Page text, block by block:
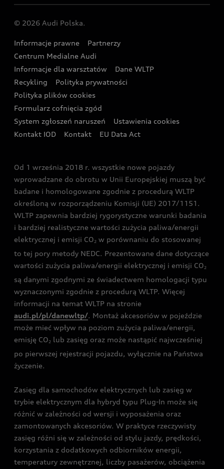
Skonfiguruj swój model z Ekspertem Audi
Wyszukaj najbliższego Partnera Audi
Oferta dla przedsiębiorców
Oferta dla klientów prywatnych
Kalkulator rat
Ubezpieczenie
Audi exclusive
Zasięg
Centrum napraw powypadkowych
Gwarancja
Akcje serwisowe Audi
Katalog online akcesoriów
Audi i Muzeum Sztuki Nowoczesnej w Warszawie
Audi driving experience
Audi quattro Cup
Audi i Puchar Świata w Skokach Narciarskich w
Zakopanem
© 2026 Audi Polska.
Informacje prawne
Partnerzy
Centrum Medialne Audi
Informacje dla warsztatów
Dane WLTP
Recykling
Polityka prywatności
Polityka plików cookies
Formularz cofnięcia zgód
System zgłoszeń naruszeń
Ustawienia cookies
Kontakt IOD
Kontakt EU Data Act
Od 1 września 2018 r. wszystkie nowe pojazdy
wprowadzane do obrotu w Unii Europejskiej muszą być
badane i homologowane zgodnie z procedurą WLTP
określoną w rozporządzeniu Komisji (UE) 2017/1151.
WLTP zapewnia bardziej rygorystyczne warunki badania
i bardziej realistyczne wartości zużycia paliwa/energii
elektrycznej i emisji CO 2 w porównaniu do stosowanej
to tej pory metody NEDC. Prezentowane dane dotyczące
wartości zużycia paliwa/energii elektrycznej i emisji CO 2
są danymi zgodnymi ze świadectwem homologacji typu
wyznaczonymi zgodnie z procedurą WLTP. Więcej
informacji na temat WLTP na stronie
audi.pl/pl/danewltp/. Montaż akcesoriów w pojeździe
może mieć wpływ na poziom zużycia paliwa/energii,
emisję CO2 lub zasięg oraz może nastąpić najwcześniej
po pierwszej rejestracji pojazdu, wyłącznie na Państwa
życzenie.
Zasięg dla samochodów elektrycznych lub zasięg w
trybie elektrycznym dla hybryd typu Plug-In może się
różnić w zależności od wersji i wyposażenia oraz
zamontowanych akcesoriów. W praktyce rzeczywisty
zasięg różni się w zależności od stylu jazdy, prędkości,
korzystania z dodatkowych odbiorników energii,
temperatury zewnętrznej, liczby pasażerów, obciążenia